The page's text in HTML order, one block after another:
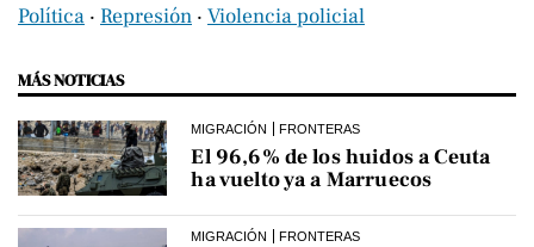
Política ‧ Represión ‧ Violencia policial
MÁS NOTICIAS
MIGRACIÓN FRONTERAS
El 96,6% de los huidos a Ceuta
ha vuelto ya a Marruecos
MIGRACIÓN FRONTERAS